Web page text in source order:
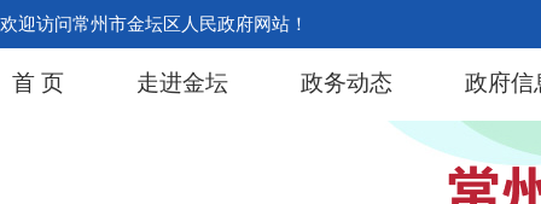
欢迎访问常州市金坛区人民政府网站！
首 页 走进金坛 政务动态 政府信